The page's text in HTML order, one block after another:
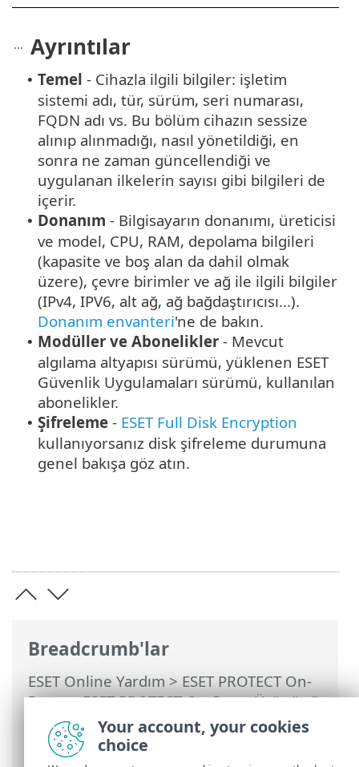
Breadcrumb'lar
ESET Online Yardım>ESET PROTECT On-
Prem>ESET PROTECT On-Prem Ürününü
Kullanma
>ESET PROTECT On-Prem Ana
Menü> Bilgisayarlar
> Bilgisayar
detayları
Ayrıntılar
• Temel - Cihazla ilgili bilgiler: işletim
sistemi adı, tür, sürüm, seri numarası,
FQDN adı vs. Bu bölüm cihazın sessize
alınıp alınmadığı, nasıl yönetildiği, en
sonra ne zaman güncellendiği ve
uygulanan ilkelerin sayısı gibi bilgileri de
içerir.
• Donanım - Bilgisayarın donanımı, üreticisi
ve model, CPU, RAM, depolama bilgileri
(kapasite ve boş alan da dahil olmak
üzere), çevre birimler ve ağ ile ilgili bilgiler
(IPv4, IPV6, alt ağ, ağ bağdaştırıcısı...).
Donanım envanteri'ne de bakın.
• Modüller ve Abonelikler - Mevcut
algılama altyapısı sürümü, yüklenen ESET
Güvenlik Uygulamaları sürümü, kullanılan
abonelikler.
• Şifreleme - ESET Full Disk Encryption
kullanıyorsanız disk şifreleme durumuna
genel bakışa göz atın.
Your account, your cookies
choice